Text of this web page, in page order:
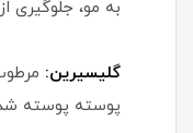
به مو، جلوگیری
گلیسیرین:
پوسته پوسته